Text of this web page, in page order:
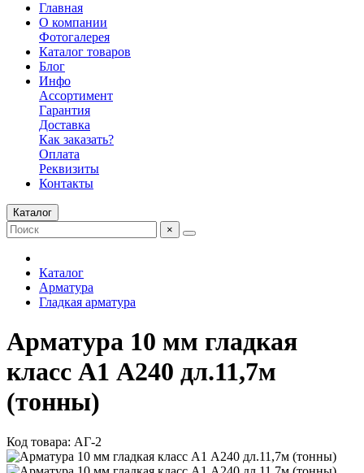
Главная
О компании
Фотогалерея
Каталог товаров
Блог
Инфо
Ассортимент
Гарантия
Доставка
Как заказать?
Оплата
Реквизиты
Контакты
Каталог
×
Каталог
Арматура
Гладкая арматура
Арматура 10 мм гладкая
класс А1 А240 дл.11,7м
(тонны)
Код товара: АГ-2